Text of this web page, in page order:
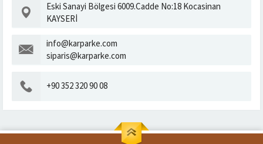
Eski Sanayi Bölgesi 6009.Cadde No:18 Kocasinan
KAYSERİ
info@karparke.com
siparis@karparke.com
+90 352 320 90 08